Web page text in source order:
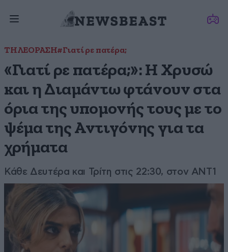
ΤΗΛΕΟΡΑΣΗ#Γιατί ρε πατέρα;
«Γιατί ρε πατέρα;»: H Χρυσώ
και η Διαμάντω φτάνουν στα
όρια της υπομονής τους με το
ψέμα της Αντιγόνης για τα
χρήματα
Κάθε Δευτέρα και Τρίτη στις 22:30, στον ANT1